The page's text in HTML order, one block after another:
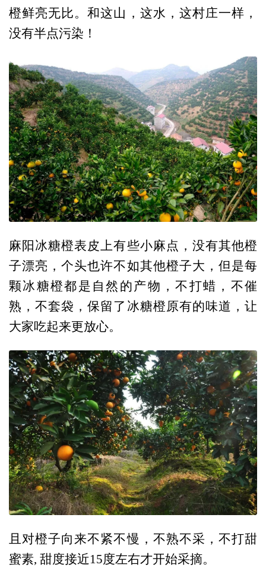
橙鲜亮无比。和这山，这水，这村庄一样，
没有半点污染！
麻阳冰糖橙表皮上有些小麻点，没有其他橙
子漂亮，个头也许不如其他橙子大，但是每
颗冰糖橙都是自然的产物，不打蜡，不催
熟，不套袋，保留了冰糖橙原有的味道，让
大家吃起来更放心。
且对橙子向来不紧不慢，不熟不采，不打甜
蜜素, 甜度接近15度左右才开始采摘。